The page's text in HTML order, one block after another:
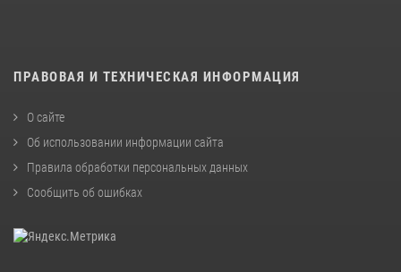
ПРАВОВАЯ И ТЕХНИЧЕСКАЯ ИНФОРМАЦИЯ
О сайте
Об использовании информации сайта
Правила обработки персональных данных
Сообщить об ошибках